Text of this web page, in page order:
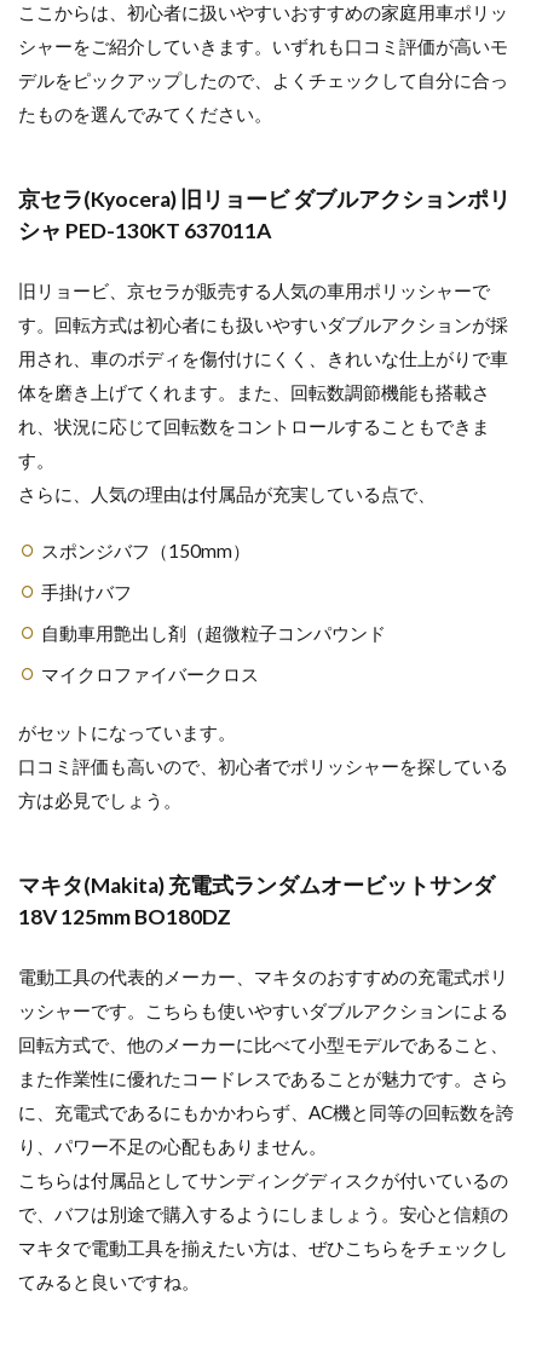
ここからは、初心者に扱いやすいおすすめの家庭用車ポリッ
シャーをご紹介していきます。いずれも口コミ評価が高いモ
デルをピックアップしたので、よくチェックして自分に合っ
たものを選んでみてください。
京セラ(Kyocera) 旧リョービ ダブルアクションポリ
シャ PED-130KT 637011A
旧リョービ、京セラが販売する人気の車用ポリッシャーで
す。回転方式は初心者にも扱いやすいダブルアクションが採
用され、車のボディを傷付けにくく、きれいな仕上がりで車
体を磨き上げてくれます。また、回転数調節機能も搭載さ
れ、状況に応じて回転数をコントロールすることもできま
す。
さらに、人気の理由は付属品が充実している点で、
スポンジバフ（150mm）
手掛けバフ
自動車用艶出し剤（超微粒子コンパウンド
マイクロファイバークロス
がセットになっています。
口コミ評価も高いので、初心者でポリッシャーを探している
方は必見でしょう。
マキタ(Makita) 充電式ランダムオービットサンダ
18V 125mm BO180DZ
電動工具の代表的メーカー、マキタのおすすめの充電式ポリ
ッシャーです。こちらも使いやすいダブルアクションによる
回転方式で、他のメーカーに比べて小型モデルであること、
また作業性に優れたコードレスであることが魅力です。さら
に、充電式であるにもかかわらず、AC機と同等の回転数を誇
り、パワー不足の心配もありません。
こちらは付属品としてサンディングディスクが付いているの
で、バフは別途で購入するようにしましょう。安心と信頼の
マキタで電動工具を揃えたい方は、ぜひこちらをチェックし
てみると良いですね。